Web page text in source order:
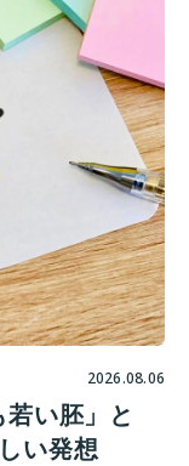
2026.08.06
い胚」と
い発想